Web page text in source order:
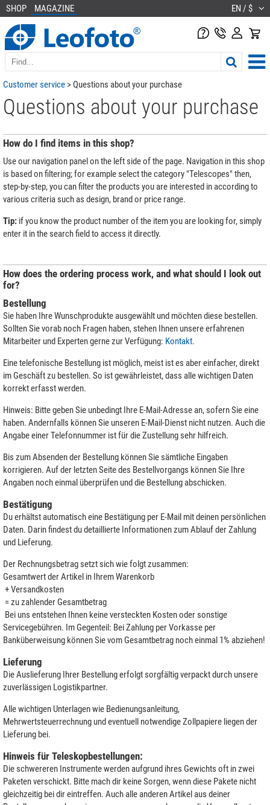
SHOP MAGAZINE EN / $
Customer service > Questions about your purchase
Questions about your purchase
How do I find items in this shop?
Use our navigation panel on the left side of the page. Navigation in this shop
is based on filtering; for example select the category "Telescopes" then,
step-by-step, you can filter the products you are interested in according to
various criteria such as design, brand or price range.
Tip: if you know the product number of the item you are looking for, simply
enter it in the search field to access it directly.
How does the ordering process work, and what should I look out
for?
Bestellung
Sie haben Ihre Wunschprodukte ausgewählt und möchten diese bestellen.
Sollten Sie vorab noch Fragen haben, stehen Ihnen unsere erfahrenen
Mitarbeiter und Experten gerne zur Verfügung: Kontakt.
Eine telefonische Bestellung ist möglich, meist ist es aber einfacher, direkt
im Geschäft zu bestellen. So ist gewährleistet, dass alle wichtigen Daten
korrekt erfasst werden.
Hinweis: Bitte geben Sie unbedingt Ihre E-Mail-Adresse an, sofern Sie eine
haben. Andernfalls können Sie unseren E-Mail-Dienst nicht nutzen. Auch die
Angabe einer Telefonnummer ist für die Zustellung sehr hilfreich.
Bis zum Absenden der Bestellung können Sie sämtliche Eingaben
korrigieren. Auf der letzten Seite des Bestellvorgangs können Sie Ihre
Angaben noch einmal überprüfen und die Bestellung abschicken.
Bestätigung
Du erhältst automatisch eine Bestätigung per E-Mail mit deinen persönlichen
Daten. Darin findest du detaillierte Informationen zum Ablauf der Zahlung
und Lieferung.
Der Rechnungsbetrag setzt sich wie folgt zusammen:
Gesamtwert der Artikel in Ihrem Warenkorb
+ Versandkosten
= zu zahlender Gesamtbetrag
Bei uns entstehen Ihnen keine versteckten Kosten oder sonstige
Servicegebühren. Im Gegenteil: Bei Zahlung per Vorkasse per
Banküberweisung können Sie vom Gesamtbetrag noch einmal 1% abziehen!
Lieferung
Die Auslieferung Ihrer Bestellung erfolgt sorgfältig verpackt durch unsere
zuverlässigen Logistikpartner.
Alle wichtigen Unterlagen wie Bedienungsanleitung,
Mehrwertsteuerrechnung und eventuell notwendige Zollpapiere liegen der
Lieferung bei.
Hinweis für Teleskopbestellungen:
Die schwereren Instrumente werden aufgrund ihres Gewichts oft in zwei
Paketen verschickt. Bitte mach dir keine Sorgen, wenn diese Pakete nicht
gleichzeitig bei dir eintreffen. Auch alle anderen Artikel aus deiner